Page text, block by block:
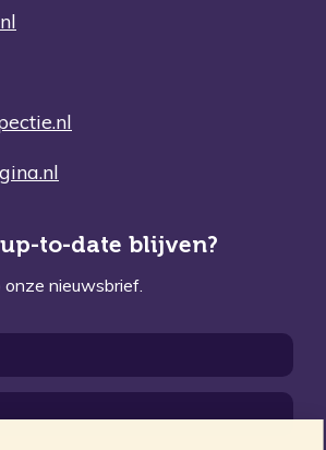
to-date blijven?
nieuwsbrief.